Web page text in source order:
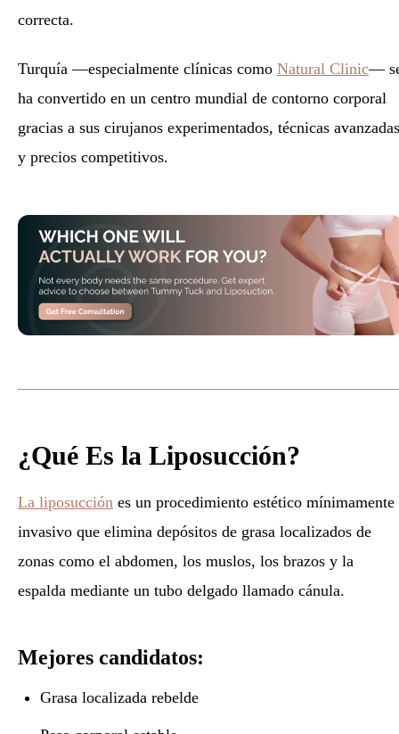
correcta.
Turquía —especialmente clínicas como Natural Clinic—
ha convertido en un centro mundial de contorno corporal
gracias a sus cirujanos experimentados, técnicas avanzadas
y precios competitivos.
¿Qué Es la Liposucción?
La liposucción es un procedimiento estético mínimamente
invasivo que elimina depósitos de grasa localizados de
zonas como el abdomen, los muslos, los brazos y la
espalda mediante un tubo delgado llamado cánula.
Mejores candidatos:
Grasa localizada rebelde